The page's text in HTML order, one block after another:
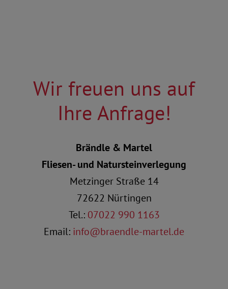
Wir freuen uns auf
Ihre Anfrage!
Brändle & Martel
Fliesen- und Natursteinverlegung
Metzinger Straße 14
72622 Nürtingen
Tel.: 07022 990 1163
Email: info@braendle-martel.de